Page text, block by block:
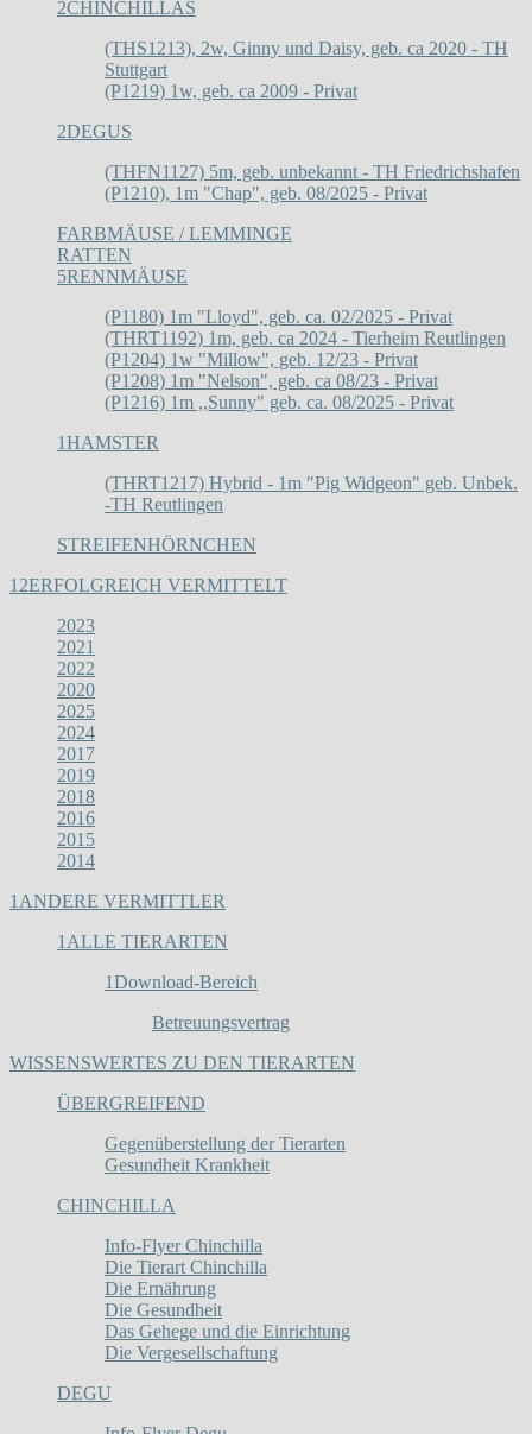
2CHINCHILLAS
(THS1213), 2w, Ginny und Daisy, geb. ca 2020 - TH
Stuttgart
(P1219) 1w, geb. ca 2009 - Privat
2DEGUS
(THFN1127) 5m, geb. unbekannt - TH Friedrichshafen
(P1210), 1m "Chap", geb. 08/2025 - Privat
FARBMÄUSE / LEMMINGE
RATTEN
5RENNMÄUSE
(P1180) 1m "Lloyd", geb. ca. 02/2025 - Privat
(THRT1192) 1m, geb. ca 2024 - Tierheim Reutlingen
(P1204) 1w "Millow", geb. 12/23 - Privat
(P1208) 1m "Nelson", geb. ca 08/23 - Privat
(P1216) 1m ,,Sunny" geb. ca. 08/2025 - Privat
1HAMSTER
(THRT1217) Hybrid - 1m "Pig Widgeon" geb. Unbek.
-TH Reutlingen
STREIFENHÖRNCHEN
12ERFOLGREICH VERMITTELT
2023
2021
2022
2020
2025
2024
2017
2019
2018
2016
2015
2014
1 ANDERE VERMITTLER
1 ALLE TIERARTEN
1Download-Bereich
Betreuungsvertrag
WISSENSWERTES ZU DEN TIERARTEN
ÜBERGREIFEND
Gegenüberstellung der Tierarten
Gesundheit Krankheit
CHINCHILLA
Info-Flyer Chinchilla
Die Tierart Chinchilla
Die Ernährung
Die Gesundheit
Das Gehege und die Einrichtung
Die Vergesellschaftung
DEGU